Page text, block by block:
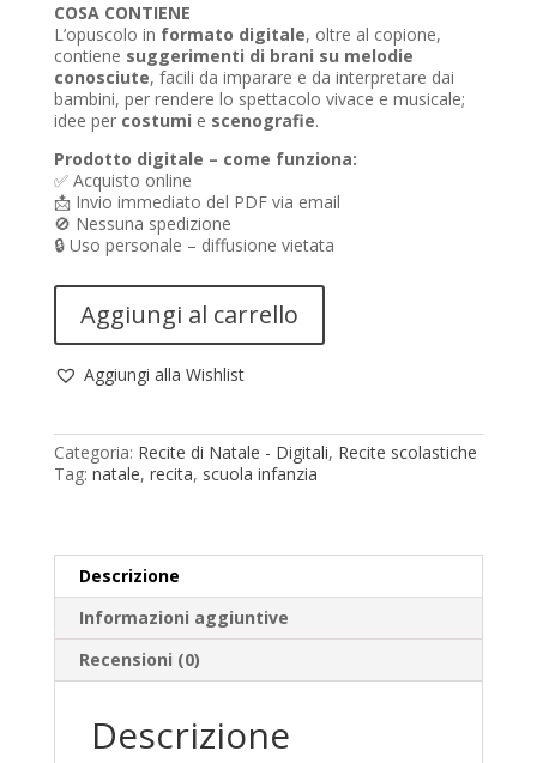
COSA CONTIENE
L’opuscolo in formato digitale, oltre al copione,
contiene suggerimenti di brani su melodie
conosciute, facili da imparare e da interpretare dai
bambini, per rendere lo spettacolo vivace e musicale;
idee percostumi e scenografie.
Prodotto digitale – come funziona:
✅ Acquisto online
📩 Invio immediato del PDF via email
🚫 Nessuna spedizione
🔒 Uso personale – diffusione vietata
La
rennina
chiacchierina
Aggiungi al carrello
Aggiungi alla Wishlist
Categoria: Recite di Natale - Digitali, Recite scolastiche
Tag: natale, recita, scuola infanzia
Descrizione
Informazioni aggiuntive
Recensioni (0)
Descrizione